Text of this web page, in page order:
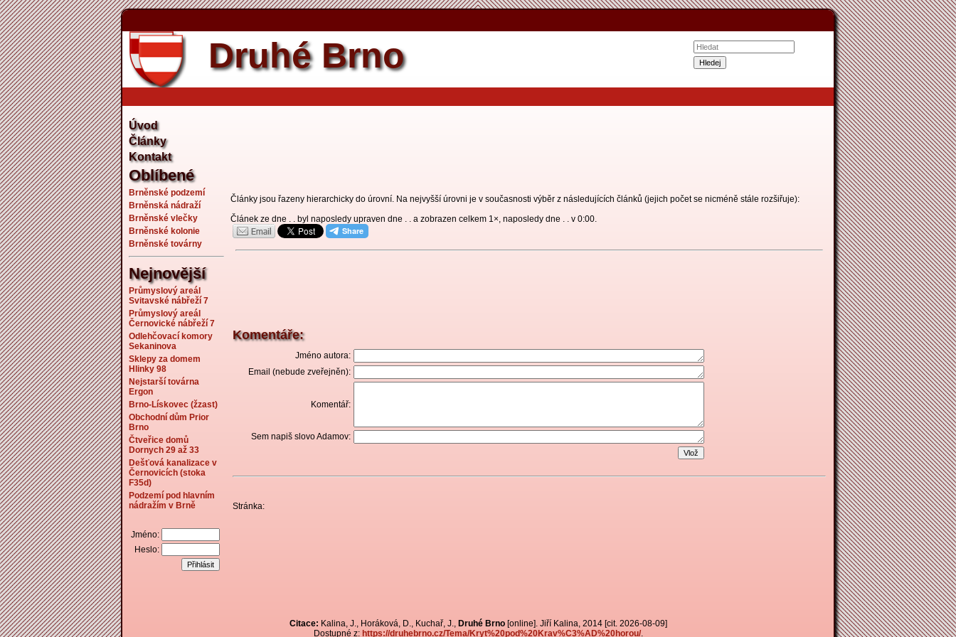
Druhé Brno
Úvod
Články
Kontakt
Oblíbené
Brněnské podzemí
Brněnská nádraží
Brněnské vlečky
Brněnské kolonie
Brněnské továrny
Nejnovější
Průmyslový areál
Svitavské nábřeží 7
Průmyslový areál
Černovické nábřeží 7
Odlehčovací komory
Sekaninova
Sklepy za domem
Hlinky 98
Nejstarší továrna
Ergon
Brno-Lískovec (žzast)
Obchodní dům Prior
Brno
Čtveřice domů
Dornych 29 až 33
Dešťová kanalizace v
Černovicích (stoka
F35d)
Podzemí pod hlavním
nádražím v Brně
Jméno:
Heslo:
Články jsou řazeny hierarchicky do úrovní. Na nejvyšší úrovni je v současnosti výběr z následujících článků (jejich počet se nicméně stále rozšiřuje):
Článek ze dne . . byl naposledy upraven dne . . a zobrazen celkem 1×, naposledy dne . . v 0:00.
Komentáře:
Jméno autora:
Email (nebude zveřejněn):
Komentář:
Sem napiš slovo Adamov:
Stránka:
Citace: Kalina, J., Horáková, D., Kuchař, J., Druhé Brno[online]. Jiří Kalina, 2014 [cit. 2026-08-09]
Dostupné z: https://druhebrno.cz/Tema/Kryt%20pod%20Krav%C3%AD%20horou/.